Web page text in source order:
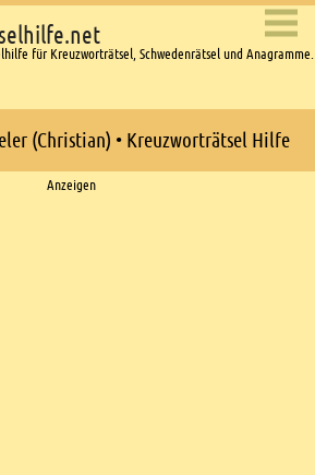
für Kreuzworträtsel, Schwedenrätsel und Anagramme.
(Christian) • Kreuzworträtsel Hilfe
Anzeigen